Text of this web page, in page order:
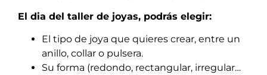
El dia del taller de joyas, podrás elegir:
El tipo de joya que quieres crear, entre un
anillo, collar o pulsera.
Su forma (redondo, rectangular, irregular…